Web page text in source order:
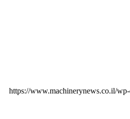
https://www.machinerynews.co.il/